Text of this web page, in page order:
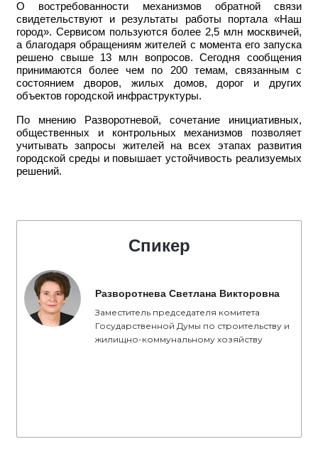
О востребованности механизмов обратной связи
свидетельствуют и результаты работы портала «Наш
город». Сервисом пользуются более 2,5 млн москвичей,
а благодаря обращениям жителей с момента его запуска
решено свыше 13 млн вопросов. Сегодня сообщения
принимаются более чем по 200 темам, связанным с
состоянием дворов, жилых домов, дорог и других
объектов городской инфраструктуры.
По мнению Разворотневой, сочетание инициативных,
общественных и контрольных механизмов позволяет
учитывать запросы жителей на всех этапах развития
городской среды и повышает устойчивость реализуемых
решений.
Спикер
Разворотнева Светлана Викторовна
Заместитель председателя комитета
Государственной Думы по строительству и
жилищно-коммунальному хозяйству